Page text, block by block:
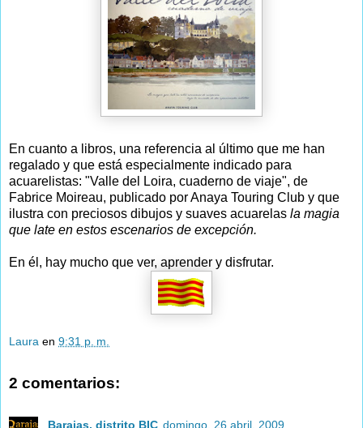
En cuanto a libros, una referencia al último que me han
regalado y que está especialmente indicado para
acuarelistas: "Valle del Loira, cuaderno de viaje", de
Fabrice Moireau, publicado por Anaya Touring Club y que
ilustra con preciosos dibujos y suaves acuarelas la magia
que late en estos escenarios de excepción.
En él, hay mucho que ver, aprender y disfrutar.
Laura en 9:31 p. m.
2 comentarios:
Barajas, distrito BIC domingo, 26 abril, 2009